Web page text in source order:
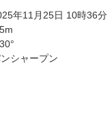
11月25日 10時36分
シャープン